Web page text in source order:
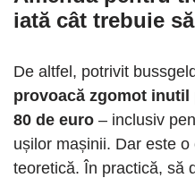
iată cât trebuie
De altfel, potrivit
provoacă zgomot
80 de euro – inclusiv
ușilor mașinii. Dar este
teoretică. În practică, să